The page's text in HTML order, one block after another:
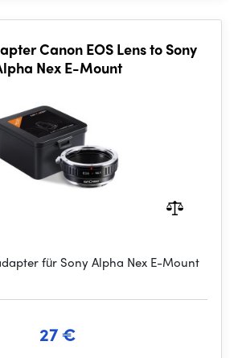
Canon EOS Lens to Sony
Nex E-Mount
für Sony Alpha Nex E-Mount
27 €